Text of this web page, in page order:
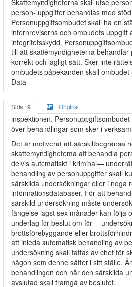
Skattemyndigheterna skall utse
person- uppgifter behandlas med
Personuppgiftsombudet skall ha en
internrevisorns och ombudets uppgift
integritetsskydd.
till att skattemyndighetema
korrekt och lagligt sätt. Sker inte
ombudets påpekanden skall ombudet
Data-
Sida 19 Original
inspektionen.
över behandlingar som sker i
Det är motiverat att särskiltbegränsa
skattemyndighetema att behandla
delvis automatiskt i kriminal—
behandling av personuppgifter skall
särskilda undersökningar eller i noga
infonnationsdatabaser. För att
särskild undersökning måste
fängelse lägst sex månader kan följa
underlag för beslut om för—
brottsförebyggande eller
att inleda automatisk behandling av
undersökning skall fattas av chef för
någon som denne sätter i sitt ställe.
behandlingen och när den särskilda
avslutad skall framgå av beslutet.